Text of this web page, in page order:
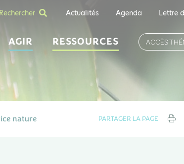
Rechercher Actualités Agenda Lettre
AGIR RESSOURCES ACCÈS
nature PARTAGER LA PAGE